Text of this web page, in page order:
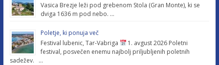
Vasica Brezje leži pod grebenom Stola (Gran Monte), ki se
dviga 1636 m pod nebo. …
Poletje, ki ponuja več
Festival lubenic, Tar-Vabriga
1. avgust 2026 Poletni
festival, posvečen enemu najbolj priljubljenih poletnih
sadežev. …